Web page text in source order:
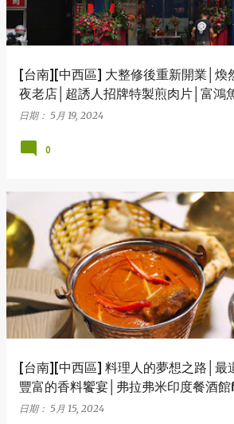
[台南][中西區] 大整修後重新開業│煥
夜老店│超誘人招牌特製煎肉片│富鴻
日期： 5月 19, 2024
0
[台南][中西區] 料理人的夢想之路│最
豐富的香料饗宴│弗拉弗米印度餐酒
日期： 5月 15, 2024